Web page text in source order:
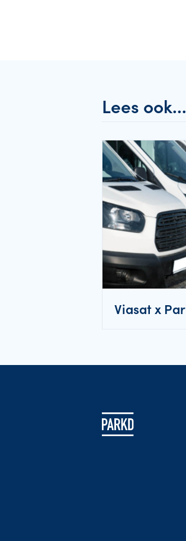
Lees ook...
Viasat x